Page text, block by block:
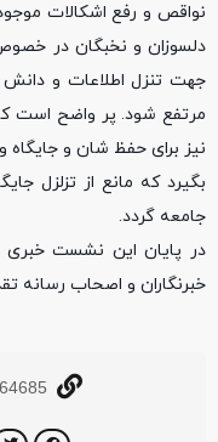
نواقص و رفع اشکالات
دلسوزان و نخبگان در
جهت تنزل اطلاعات و دانش
مرتفع شود. پر واضح است
نیز برای حفظ شان و
بگیرد که مانع از تزلزل
جامعه گردد.
در پایان این نشست خبری
خبرنگاران و اصحاب رسانه